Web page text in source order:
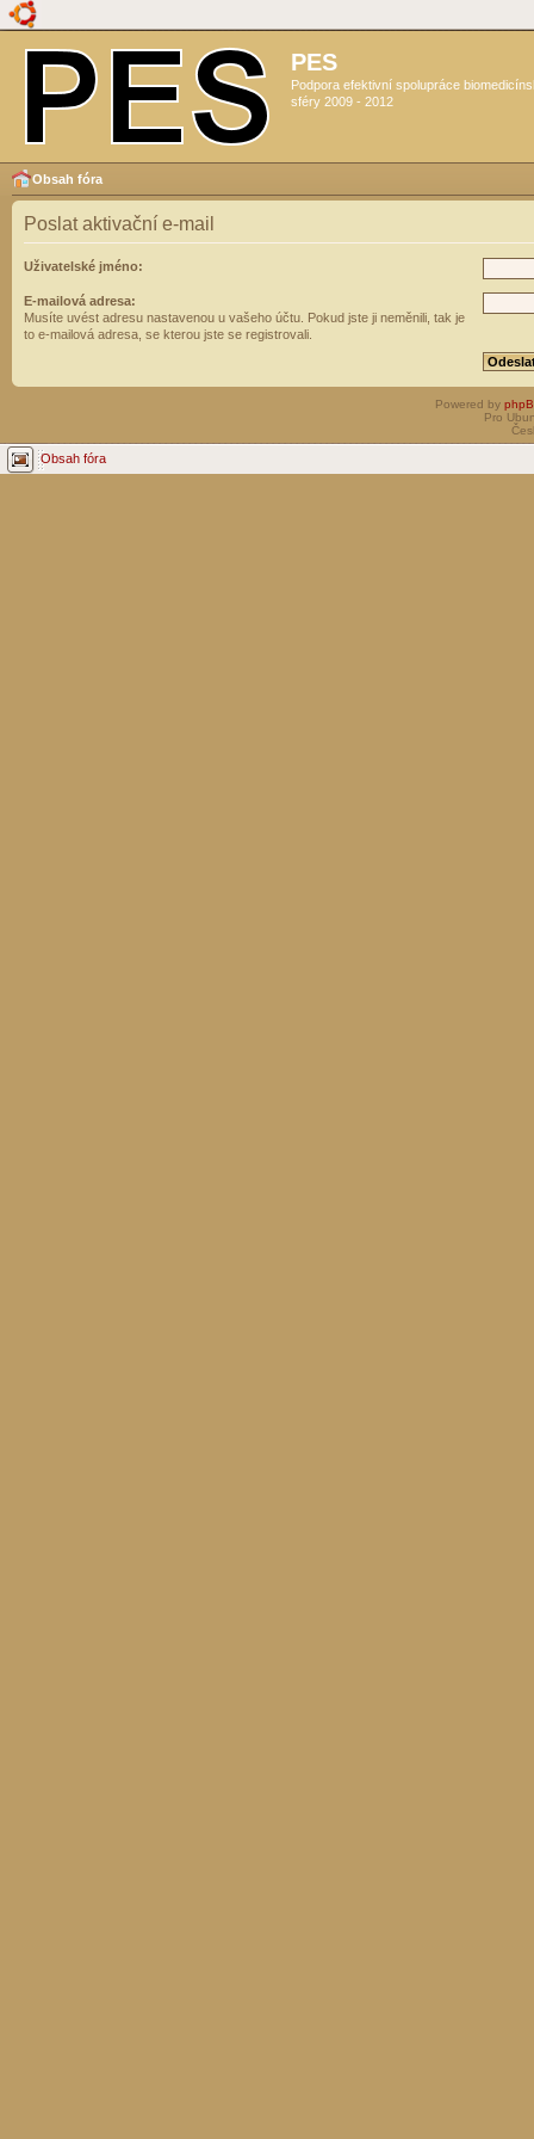
PES
Podpora efektivní spolupráce
sféry 2009 - 2012
Obsah fóra
Poslat aktivační e-mail
Uživatelské jméno:
E-mailová adresa:
Musíte uvést adresu nastavenou u vašeho účtu. Pokud jste ji neměnili, tak je
to e-mailová adresa, se kterou jste se registrovali.
Powered by
Pro
Obsah fóra